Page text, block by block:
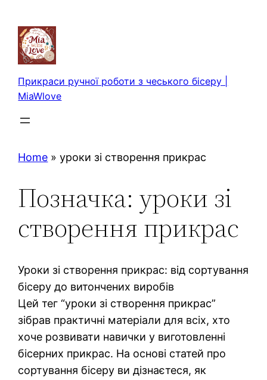
вмісту
Прикраси ручної роботи з чеського бісеру |
MiaWlove
Home »уроки зі створення прикрас
Позначка:уроки зі
створення прикрас
Уроки зі створення прикрас: від сортування
бісеру до витончених виробів
Цей тег “уроки зі створення прикрас”
зібрав практичні матеріали для всіх, хто
хоче розвивати навички у виготовленні
бісерних прикрас. На основі статей про
сортування бісеру ви дізнаєтеся, як